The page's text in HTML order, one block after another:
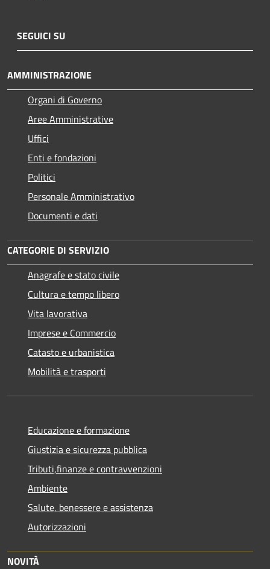
SEGUICI SU
AMMINISTRAZIONE
Organi di Governo
Aree Amministrative
Uffici
Enti e fondazioni
Politici
Personale Amministrativo
Documenti e dati
CATEGORIE DI SERVIZIO
Anagrafe e stato civile
Cultura e tempo libero
Vita lavorativa
Imprese e Commercio
Catasto e urbanistica
Mobilità e trasporti
Educazione e formazione
Giustizia e sicurezza pubblica
Tributi,finanze e contravvenzioni
Ambiente
Salute, benessere e assistenza
Autorizzazioni
NOVITÀ